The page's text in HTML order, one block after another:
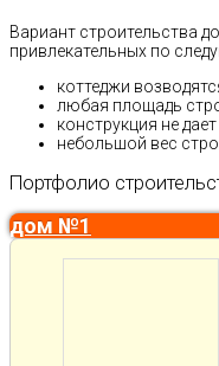
Вариант строительства
привлекательных по
коттеджи
любая площадь
конструкция не дает
небольшой вес
Портфолио
дом №1